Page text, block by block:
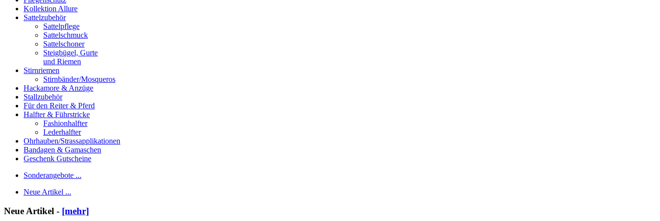
Kollektion Allure
Sattelzubehör
Sattelpflege
Sattelschmuck
Sattelschoner
Steigbügel, Gurte
und Riemen
Stirnriemen
Stirnbänder/Mosqueros
Hackamore & Anzüge
Stallzubehör
Für den Reiter & Pferd
Halfter & Führstricke
Fashionhalfter
Lederhalfter
Ohrhauben/Strassapplikationen
Bandagen & Gamaschen
Geschenk Gutscheine
Sonderangebote ...
Neue Artikel ...
Neue Artikel - [mehr]